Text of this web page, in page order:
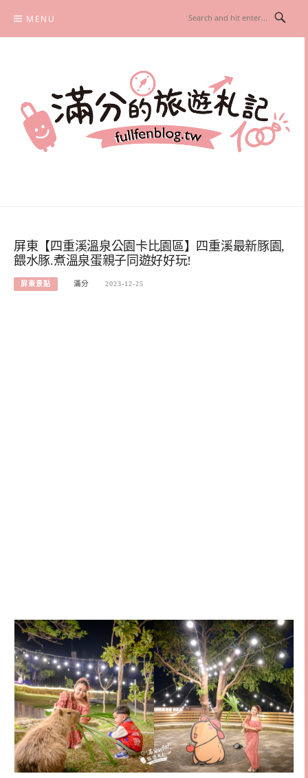
content
MENU
屏東【四重溪溫泉公園卡比園區】四重溪最新豚園,
餵水豚.煮溫泉蛋親子同遊好好玩!
屏東景點 滿分 2023-12-25